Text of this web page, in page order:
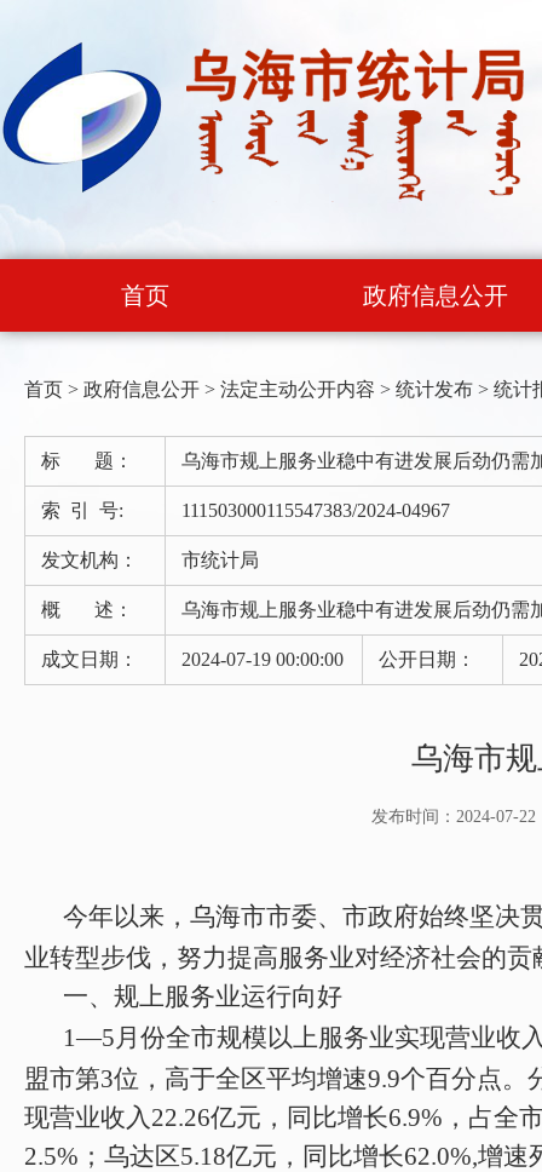
首页 政府信息公开
首页 > 政府信息公开 > 法定主动公开内容 > 统计发布 > 统计
标 题： 乌海市规上服务业稳中有进发展后劲仍需
索 引 号: 111503000115547383/2024-04967
发文机构： 市统计局
概 述： 乌海市规上服务业稳中有进发展后劲仍需
成文日期： 2024-07-19 00:00:00 公开日期：
乌海市
发布时间：2024-07-22
今年以来，乌海市市委、市政府始终坚决
业转型步伐，努力提高服务业对经济社会的贡
一、规上服务业运行向好
1—5月份全市规模以上服务业实现营业收
盟市第3位，高于全区平均增速9.9个百分点。
现营业收入22.26亿元，同比增长6.9%，占全
2.5%；乌达区5.18亿元，同比增长62.0%,增速